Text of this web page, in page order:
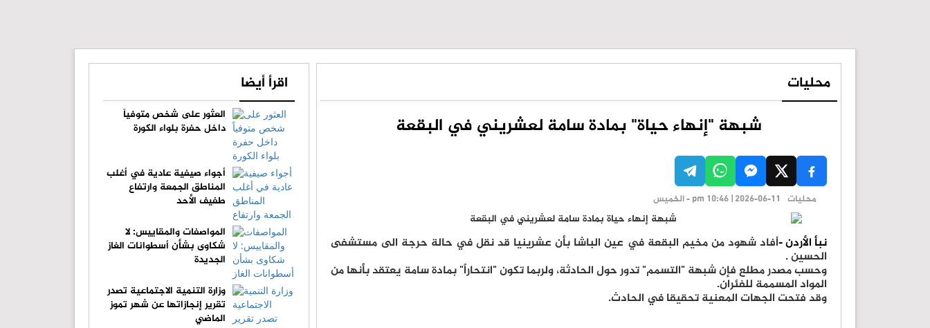
محليات
شبهة "إنهاء حياة" بمادة سامة لعشريني في البقعة
محليات pm 10:46 | 2026-06-11 - الخميس
نبأ الأردن -أفاد شهود من مخيم البقعة في عين الباشا بأن عشرينيا قد نقل في حالة حرجة الى مستشفى
الحسين .
وحسب مصدر مطلع فإن شبهة "التسمم" تدور حول الحادثة، ولربما تكون "انتحاراً" بمادة سامة يعتقد بأنها من
المواد المسممة للفئران.
وقد فتحت الجهات المعنية تحقيقا في الحادث.
اقرأ أيضا
العثور على شخص متوفياً
داخل حفرة بلواء الكورة
أجواء صيفية عادية في أغلب
المناطق الجمعة وارتفاع
طفيف الأحد
المواصفات والمقاييس: لا
شكاوى بشأن أسطوانات الغاز
الجديدة
وزارة التنمية الاجتماعية تصدر
تقرير إنجازاتها عن شهر تموز
الماضي